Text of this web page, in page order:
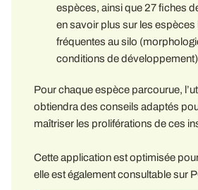
espèces, ainsi que 27 fiches
en savoir plus sur les espèces
fréquentes au silo
conditions de
Pour chaque espèce parcourue,
obtiendra des conseils adaptés
maîtriser les proliférations de ces
Cette application est optimisée
elle est également consultable sur